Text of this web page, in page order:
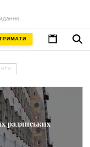
радянських